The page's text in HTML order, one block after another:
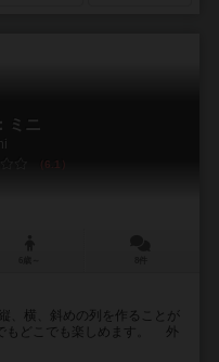
ミニ
6.1
、横、斜めの列を作ることが
もどこでも楽しめます。 外